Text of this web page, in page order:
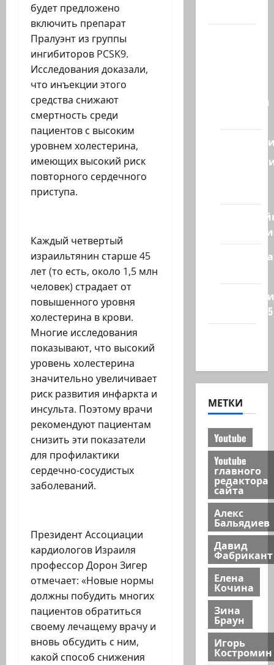
будет предложено
включить препарат
Пралуэнт из группы
ингибиторов PCSK9.
Исследования доказали,
что инъекции этого
средства снижают
смертность среди
пациентов с высоким
уровнем холестерина,
имеющих высокий риск
повторного сердечного
приступа.
Каждый четвертый
израильтянин старше 45
лет (то есть, около 1,5 млн
человек) страдает от
повышенного уровня
холестерина в крови.
Многие исследования
показывают, что высокий
уровень холестерина
значительно увеличивает
риск развития инфаркта и
инсульта. Поэтому врачи
рекомендуют пациентам
снизить эти показатели
для профилактики
сердечно-сосудистых
заболеваний.
Президент Ассоциации
кардиологов Израиля
профессор Дорон Зигер
отмечает: «Новые нормы
должны побудить многих
пациентов обратиться
своему лечащему врачу и
вновь обсудить с ним,
какой способ снижения
Ближний
Полемика
сайта 2025
МЕТКИ
Youtube
Youtube
главного
редактора
сайта
Алекс
Бальядиев
Давид
Фабрикант
Елена
Кочина
Зина
Браун
Игорь
Костромин